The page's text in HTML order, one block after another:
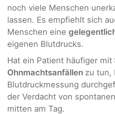
noch viele Menschen
lassen. Es empfiehlt sich
Menschen eine
eigenen Blutdrucks.
Hat ein Patient häufiger mit
Ohnmachtsanfällen zu tun,
Blutdruckmessung
der Verdacht von
mitten am Tag.